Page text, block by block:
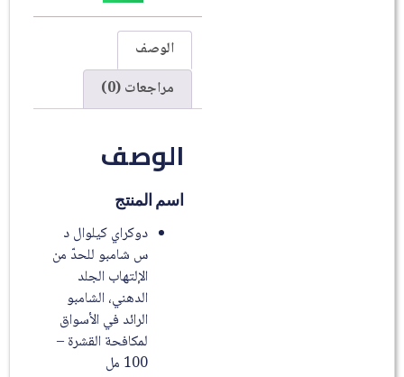
الوصف
مراجعات (0)
الوصف
اسم المنتج
دوكراي كيلوال د
س شامبو للحدّ من
الإلتهاب الجلد
الدهني، الشامبو
الرائد في الأسواق
لمكافحة القشرة –
100 مل